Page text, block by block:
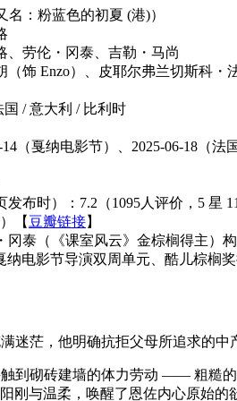
名：粉蓝色的初夏 (港)）
、劳伦・冈泰、吉勒・马尚
（饰 Enzo）、皮耶尔弗兰切斯科
国 / 意大利 / 比利时
14（戛纳电影节）、2025-06-18（法
发布时）：7.2（1095人评价，5 星
【 豆瓣链接】
冈泰（《课室风云》金棕榈得主）
纳电影节导演双周单元、酷儿棕榈
迷茫，他明确抗拒父母所追求的
到砌砖建墙的体力劳动 —— 粗糙
刚与温柔，唤醒了恩佐内心原始